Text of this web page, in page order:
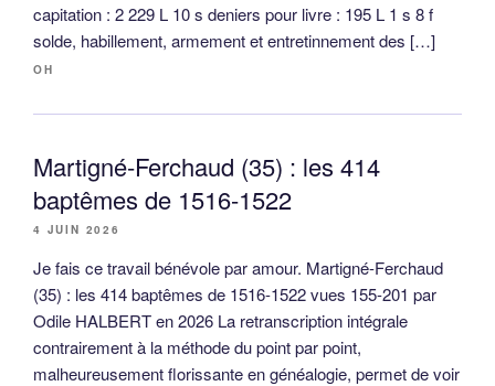
capitation : 2 229 L 10 s deniers pour livre : 195 L 1 s 8 f
solde, habillement, armement et entretinnement des […]
OH
Martigné-Ferchaud (35) : les 414
baptêmes de 1516-1522
4 JUIN 2026
Je fais ce travail bénévole par amour. Martigné-Ferchaud
(35) : les 414 baptêmes de 1516-1522 vues 155-201 par
Odile HALBERT en 2026 La retranscription intégrale
contrairement à la méthode du point par point,
malheureusement florissante en généalogie, permet de voir